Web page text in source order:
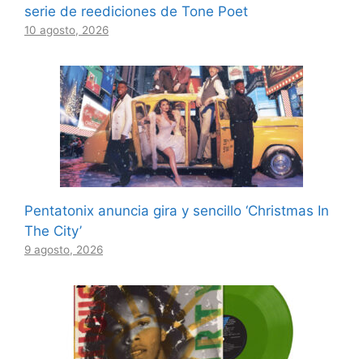
serie de reediciones de Tone Poet
10 agosto, 2026
Pentatonix anuncia gira y sencillo ‘Christmas In
The City’
9 agosto, 2026